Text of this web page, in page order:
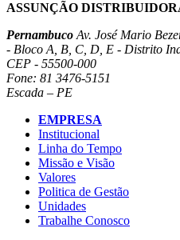
ASSUNÇÃO
Pernambuco Av. José Mario
- Bloco A, B, C, D, E - Distrito
CEP - 55500-000
Fone: 81 3476-5151
Escada – PE
EMPRESA
Institucional
Linha do Tempo
Missão e Visão
Valores
Politica de Gestão
Unidades
Trabalhe Conosco